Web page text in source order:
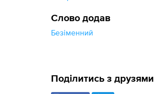
Слово додав
Безіменний
Поділитись з друзями